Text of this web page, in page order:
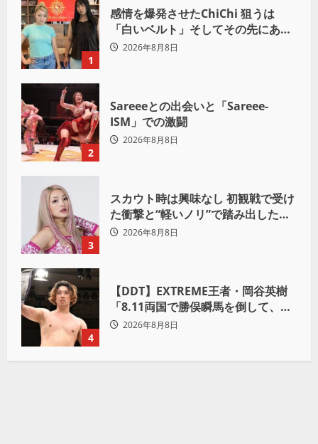
1
感情を爆発させたChiChi 狙うは
「白いベルト」そしてその先にある
世界へ
2026年8月8日
2
Sareeeとの出会いと「Sareee-
ISM」での激闘
2026年8月8日
3
スカウト時は興味なし 初観戦で受け
た衝撃と“軽いノリ”で踏み出したプ
ロレスへの道
2026年8月8日
4
【DDT】EXTREME王者・岡谷英樹
「8.11両国で勝俣瞬馬を倒して、初
めて“本当の王者”になれる」
2026年8月8日